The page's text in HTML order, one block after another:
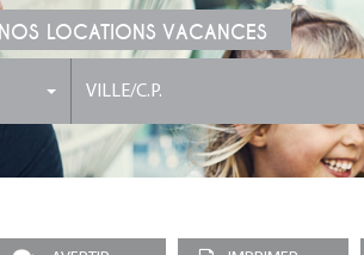
NOS LOCATIONS VACANCES
VILLE/C.P.